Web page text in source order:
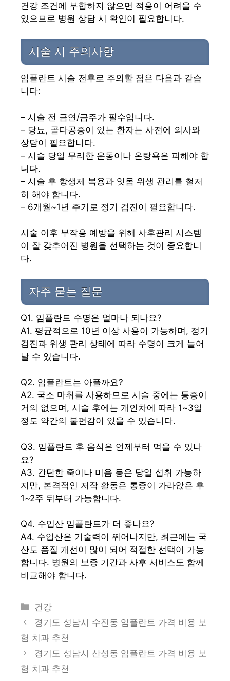
건강 조건에 부합하지 않으면 적용이 어려울 수
있으므로 병원 상담 시 확인이 필요합니다.
시술 시 주의사항
임플란트 시술 전후로 주의할 점은 다음과 같습
니다:
– 시술 전 금연/금주가 필수입니다.
– 당뇨, 골다공증이 있는 환자는 사전에 의사와
상담이 필요합니다.
– 시술 당일 무리한 운동이나 온탕욕은 피해야 합
니다.
– 시술 후 항생제 복용과 잇몸 위생 관리를 철저
히 해야 합니다.
– 6개월~1년 주기로 정기 검진이 필요합니다.
시술 이후 부작용 예방을 위해 사후관리 시스템
이 잘 갖추어진 병원을 선택하는 것이 중요합니
다.
자주 묻는 질문
Q1. 임플란트 수명은 얼마나 되나요?
A1. 평균적으로 10년 이상 사용이 가능하며, 정기
검진과 위생 관리 상태에 따라 수명이 크게 늘어
날 수 있습니다.
Q2. 임플란트는 아플까요?
A2. 국소 마취를 사용하므로 시술 중에는 통증이
거의 없으며, 시술 후에는 개인차에 따라 1~3일
정도 약간의 불편감이 있을 수 있습니다.
Q3. 임플란트 후 음식은 언제부터 먹을 수 있나
요?
A3. 간단한 죽이나 미음 등은 당일 섭취 가능하
지만, 본격적인 저작 활동은 통증이 가라앉은 후
1~2주 뒤부터 가능합니다.
Q4. 수입산 임플란트가 더 좋나요?
A4. 수입산은 기술력이 뛰어나지만, 최근에는 국
산도 품질 개선이 많이 되어 적절한 선택이 가능
합니다. 병원의 보증 기간과 사후 서비스도 함께
비교해야 합니다.
카
테
리
건강
경기도 성남시 수진동 임플란트 가격 비용 보
험 치과 추천
경기도 성남시 산성동 임플란트 가격 비용 보
험 치과 추천